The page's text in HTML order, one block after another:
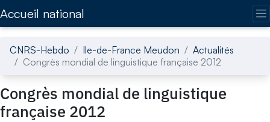
Accueil national
CNRS-Hebdo Ile-de-France Meudon
Actualités
Congrès mondial de linguistique française 2012
Congrès mondial de linguistique
française 2012